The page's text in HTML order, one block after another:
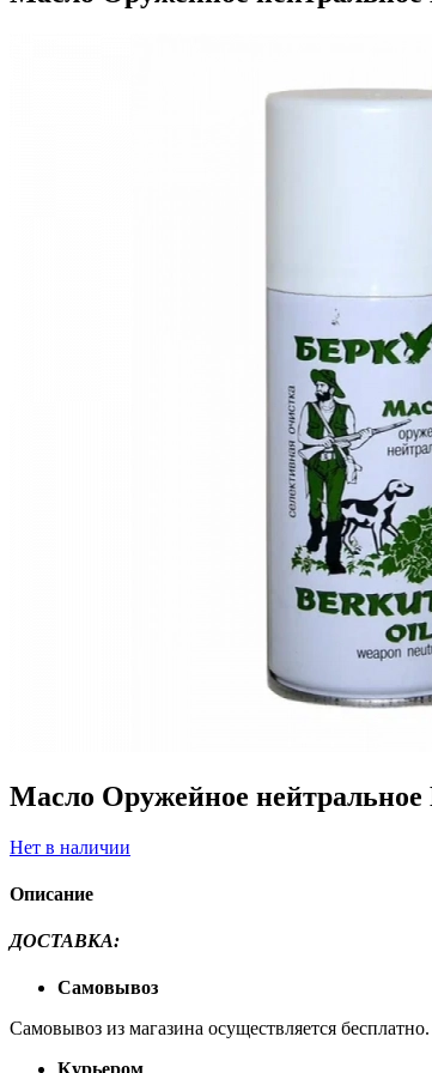
Масло Оружейное нейтральное
Нет в наличии
Описание
ДОСТАВКА:
Самовывоз
Самовывоз из магазина осуществляется